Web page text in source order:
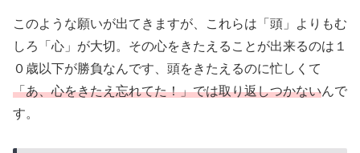
このような願いが出てきますが、これらは「頭」よりもむ
しろ「心」が大切。その心をきたえることが出来るのは１
０歳以下が勝負なんです、頭をきたえるのに忙しくて
「あ、心をきたえ忘れてた！」では取り返しつかないんで
す。